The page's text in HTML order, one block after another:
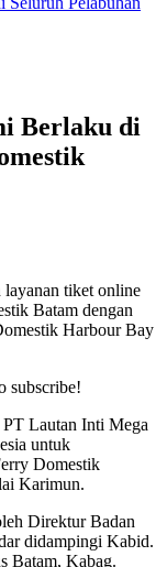
Berlaku di
layanan tiket online
Batam dengan
Harbour Bay
subscribe!
Lautan Inti Mega
untuk
Domestik
Karimun.
Direktur Badan
didampingi Kabid.
Batam, Kabag.